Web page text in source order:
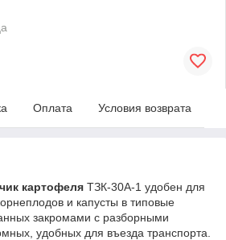
Оплата Условия возврата
картофеля ТЗК-30А-1 удобен для
и капусты в типовые
закромами с разборными
удобных для въезда транспорта.